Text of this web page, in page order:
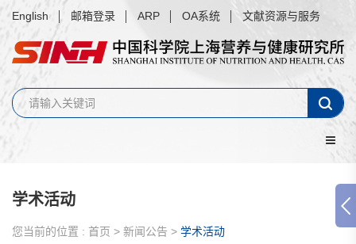
English 邮箱登录 ARP OA系统 文献资源与服务
学术活动
您当前的位置 : 首页 > 新闻公告 > 学术活动